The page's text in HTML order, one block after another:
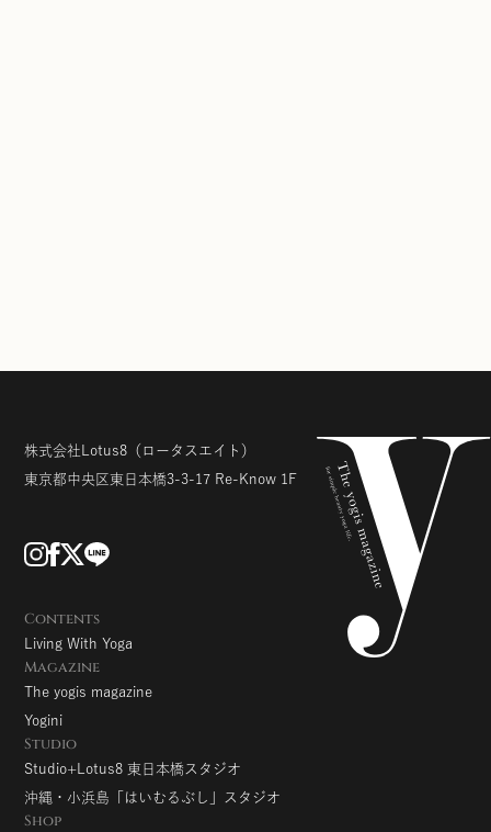
株式会社Lotus8 （ロータスエイト）
東京都中央区東日本橋3-3-17 Re-Know 1F
Contents
Living With Yoga
Magazine
The yogis magazine
Yogini
Studio
Studio+Lotus8 東日本橋スタジオ
沖縄・小浜島「はいむるぶし」スタジオ
Shop